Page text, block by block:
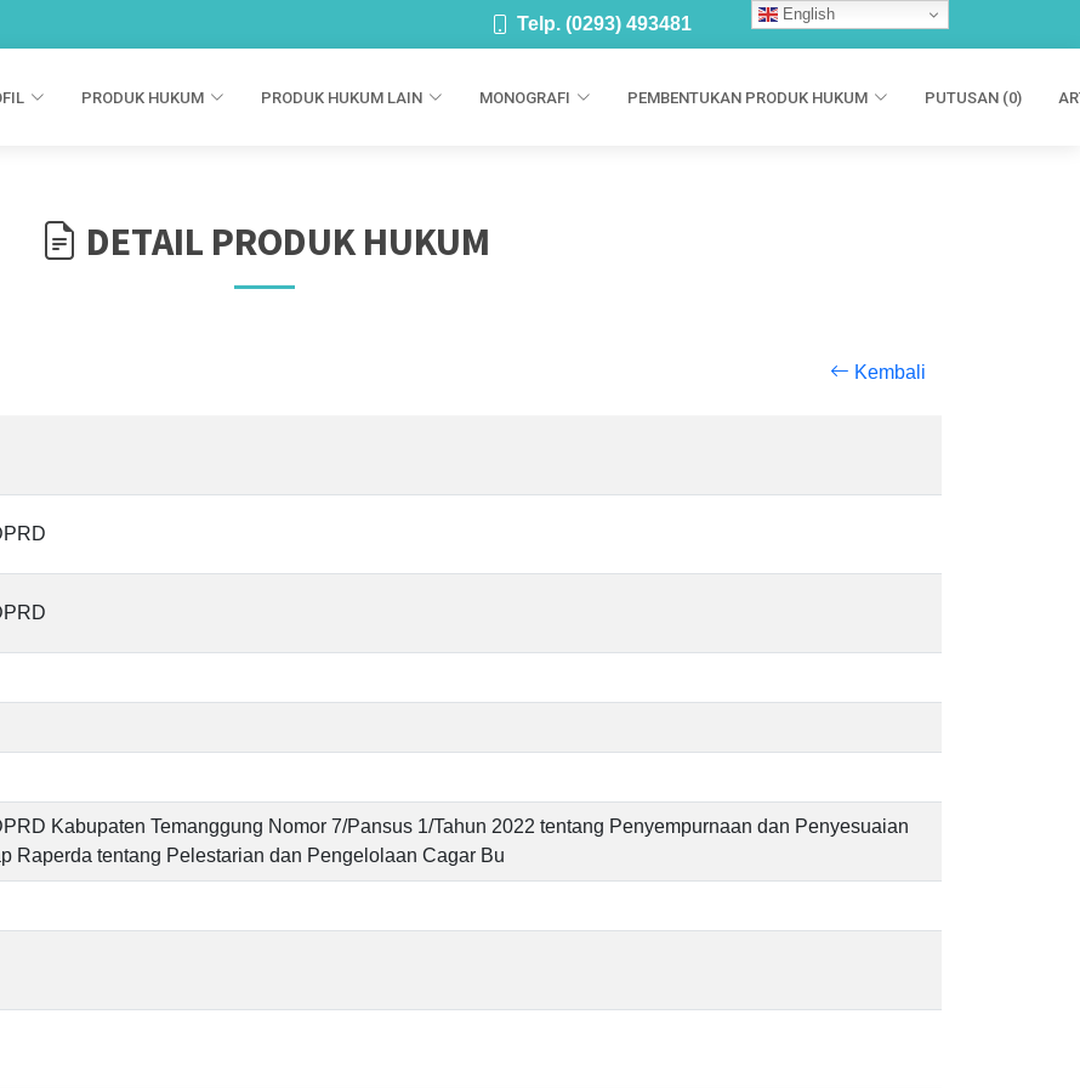
English
Telp. (0293) 493481
PRODUK HUKUM PRODUK HUKUM LAIN MONOGRAFI PEMBENTUKAN PRODUK HUKUM PUTUSAN (0)
DETAIL PRODUK HUKUM
Kembali
Kabupaten Temanggung Nomor 7/Pansus 1/Tahun 2022 tentang Penyempurnaan dan Penyesuaian
Raperda tentang Pelestarian dan Pengelolaan Cagar Bu